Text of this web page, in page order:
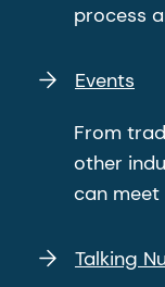
process
Events
From
other
can meet
Talking